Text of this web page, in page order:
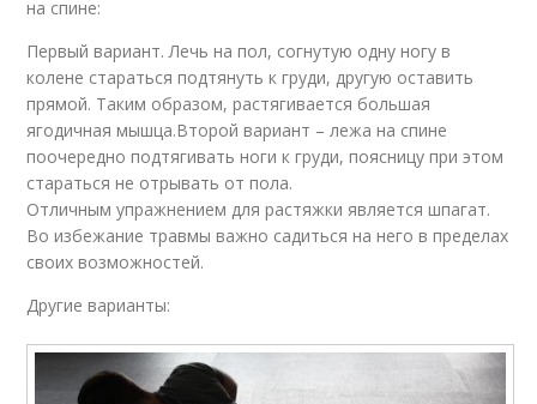
на спине:
Первый вариант. Лечь на пол, согнутую одну ногу в
колене стараться подтянуть к груди, другую оставить
прямой. Таким образом, растягивается большая
ягодичная мышца.Второй вариант – лежа на спине
поочередно подтягивать ноги к груди, поясницу при этом
стараться не отрывать от пола.
Отличным упражнением для растяжки является шпагат.
Во избежание травмы важно садиться на него в пределах
своих возможностей.
Другие варианты: